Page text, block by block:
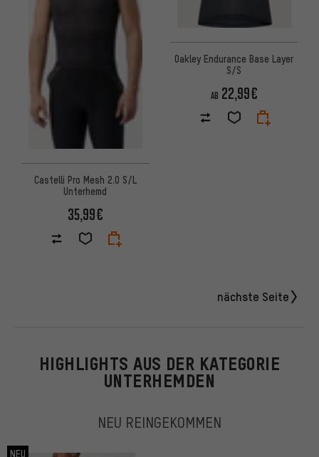
Castelli Pro Mesh 2.0 S/L
Unterhemd
35,99€
Oakley Endurance Base Layer
S/S
AB 22,99€
nächste Seite
HIGHLIGHTS AUS DER KATEGORIE
UNTERHEMDEN
NEU REINGEKOMMEN
NEU